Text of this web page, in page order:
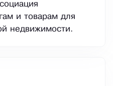
и товарам для
недвижимости.